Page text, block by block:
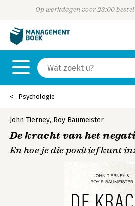
Op werkdagen voor 23:00
Psychologie
John Tierney, Roy Baumeister
De kracht van het
En hoe je die positief kunt